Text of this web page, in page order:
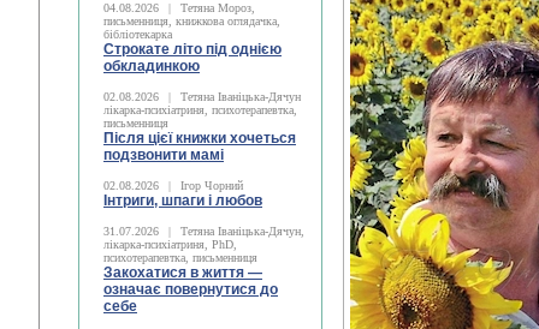
04.08.2026 |
Тетяна Мороз,
письменниця, книжкова оглядачка,
бібліотекарка
Строкате літо під однією
обкладинкою
02.08.2026 |
Тетяна Іваніцька-Дячун
лікарка-психіатриня, психотерапевтка,
письменниця
Після цієї книжки хочеться
подзвонити мамі
02.08.2026 | Ігор Чорний
Інтриги, шпаги і любов
31.07.2026 |
Тетяна Іваніцька-Дячун,
лікарка-психіатриня, PhD,
психотерапевтка, письменниця
Закохатися в життя —
означає повернутися до
себе